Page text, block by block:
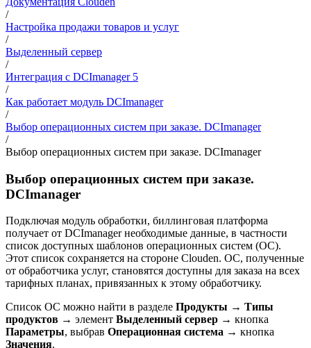
/
Настройка продажи товаров и услуг
/
Выделенный сервер
/
Интеграция с DCImanager 5
/
Как работает модуль DCImanager
/
Выбор операционных систем при заказе. DCImanager
/
Выбор операционных систем при заказе. DCImanager
Выбор операционных систем при заказе.
DCImanager
Подключая модуль обработки, биллинговая платформа
получает от DCImanager необходимые данные, в частности
список доступных шаблонов операционных систем (ОС).
Этот список сохраняется на стороне Clouden. ОС, полученные
от обработчика услуг, становятся доступны для заказа на всех
тарифных планах, привязанных к этому обработчику.
Список ОС можно найти в разделе Продукты → Типы
продуктов → элемент Выделенный сервер → кнопка
Параметры, выбрав Операционная система → кнопка
Значения.